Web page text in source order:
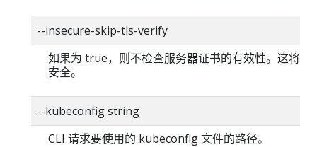
--insecure-skip-tls-verify
如果为 true，则不检查服务器证书的有效性。这将使
安全。
--kubeconfig string
CLI 请求要使用的 kubeconfig 文件的路径。